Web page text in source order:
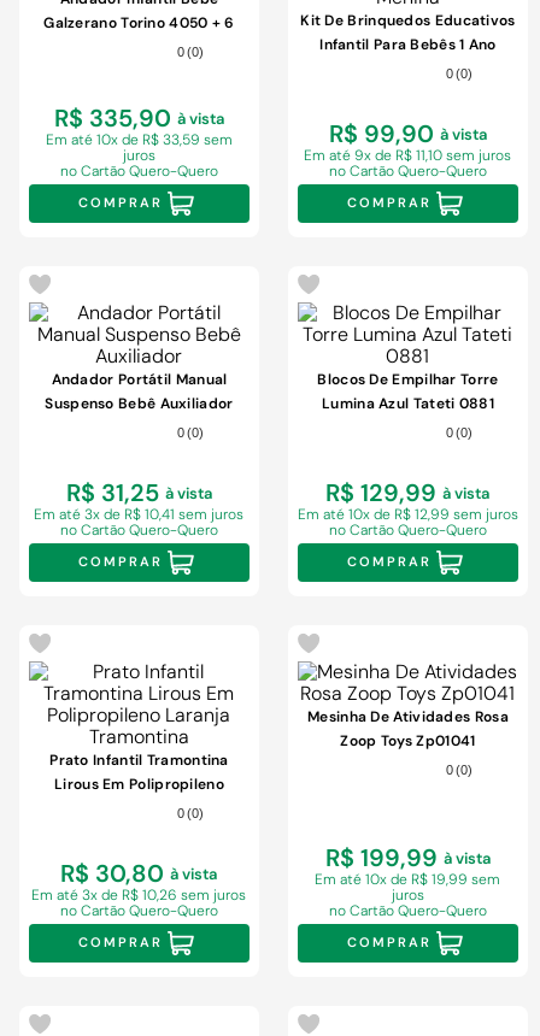
Galzerano Torino 4050 + 6
Meses Spring
0 (0)
R$ 335,90 à vista
Em até 10x de R$ 33,59 sem
juros
no Cartão Quero-Quero
COMPRAR
Kit De Brinquedos Educativos
Infantil Para Bebês 1 Ano
Menino E Menina
0 (0)
R$ 99,90 à vista
Ematé 9x de R$ 11,10 sem juros
no Cartão Quero-Quero
COMPRAR
Andador Portátil Manual
Suspenso Bebê Auxiliador
0 (0)
R$ 31,25 à vista
Ematé 3x de R$ 10,41 sem juros
no Cartão Quero-Quero
COMPRAR
Blocos De Empilhar Torre
Lumina Azul Tateti 0881
0 (0)
R$ 129,99 à vista
Em até 10x de R$ 12,99 sem juros
no Cartão Quero-Quero
COMPRAR
Prato Infantil Tramontina
Lirous Em Polipropileno
Laranja Tramontina
0 (0)
R$ 30,80 à vista
Ematé 3x de R$ 10,26 sem juros
no Cartão Quero-Quero
COMPRAR
Mesinha De Atividades Rosa
Zoop Toys Zp01041
0 (0)
R$ 199,99 à vista
Ematé 10x de R$ 19,99 sem
juros
no Cartão Quero-Quero
COMPRAR